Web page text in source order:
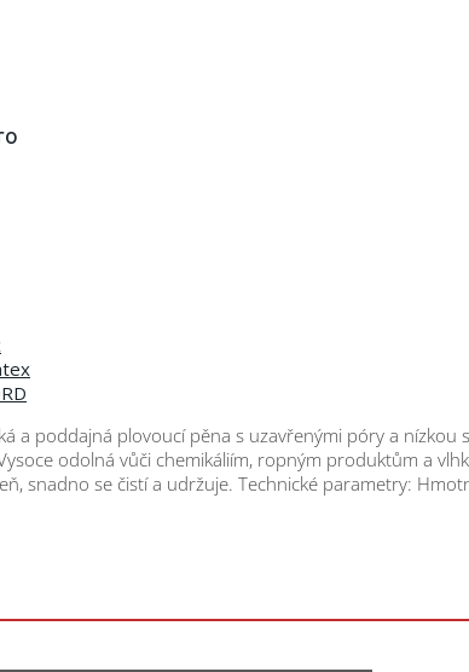
a poddajná plovoucí pěna s uzavřenými póry a nízkou
odolná vůči chemikáliím, ropným produktům a
snadno se čistí a udržuje. Technické parametry: